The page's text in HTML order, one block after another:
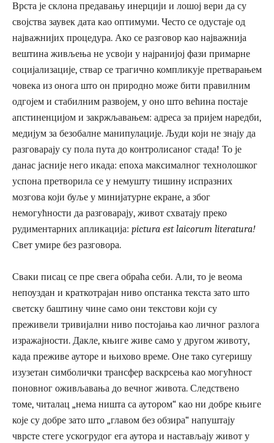
Врста је склона предавању инерцији и лошој вери да су
својства заувек дата као оптимуми. Често се одустаје од
најважнијих процедура. Ако се разговор као најважнија
вештина живљења не усвоји у најранијој фази примарне
социјализације, ствар се трагично компликује претварањем
човека из онога што он природно може бити правилним
одгојем и стабилним развојем, у оно што већина постаје
апстиненцијом и закржљавањем: адреса за пријем наредби,
медијум за безобалне манипулације. Људи који не знају да
разговарају су пола пута до контролисаног стада! То је
данас јасније него икада: епоха максималног технолошког
успона претворила се у немушту тишину испразних
мозгова који буље у минијатурне екране, а због
немогућности да разговарају, живот схватају преко
рудиментарних апликација: pictura est laicorum literatura!
Свет умире без разговора.
Сваки писац се пре свега обраћа себи. Али, то је веома
непоуздан и краткотрајан ниво опстанка текста зато што
светску баштину чине само они текстови који су
преживели тривијални ниво постојања као личног разлога
изражајности. Дакле, књиге живе само у другом животу,
када преживе ауторе и њихово време. Оне тако сугеришу
изузетан симболички трансфер васкрсења као могућност
поновног оживљавања до вечног живота. Следствено
томе, читалац „нема ништа са аутором“ као ни добре књиге
које су добре зато што „главом без обзира“ напуштају
чврсте стеге ускогрудог ега аутора и настављају живот у